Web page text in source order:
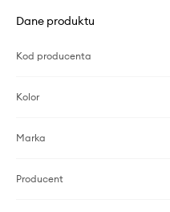
Dane produktu
Kod producenta
Kolor
Marka
Producent